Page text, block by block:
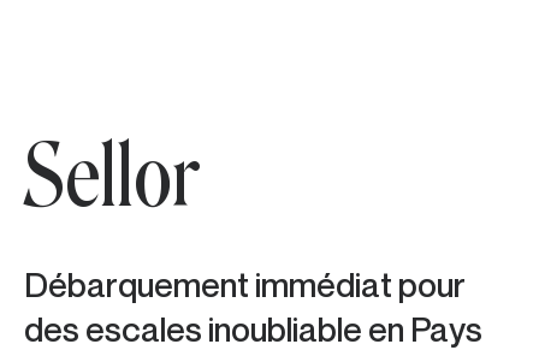
Sellor
Débarquement immédiat pour
des escales inoubliable en Pays